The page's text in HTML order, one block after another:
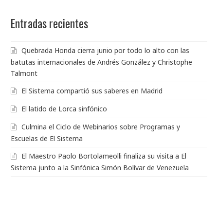
Entradas recientes
Quebrada Honda cierra junio por todo lo alto con las
batutas internacionales de Andrés González y Christophe
Talmont
El Sistema compartió sus saberes en Madrid
El latido de Lorca sinfónico
Culmina el Ciclo de Webinarios sobre Programas y
Escuelas de El Sistema
El Maestro Paolo Bortolameolli finaliza su visita a El
Sistema junto a la Sinfónica Simón Bolívar de Venezuela